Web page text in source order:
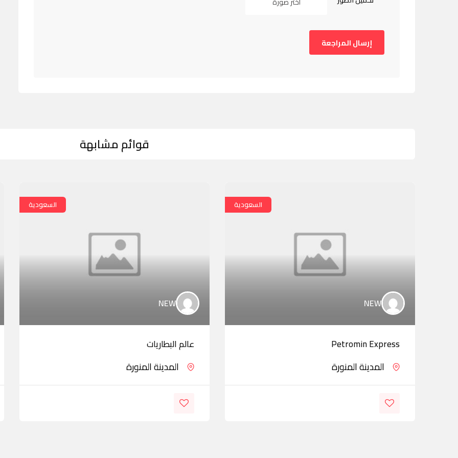
قوائم مشابهة
السعودية
NEW
Petromin Express
المدينة المنورة
السعودية
NEW
عالم البطاريات
المدينة المنورة